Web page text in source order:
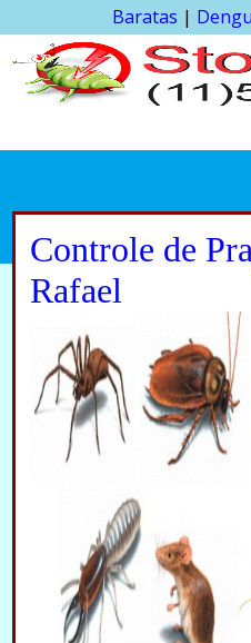
Baratas |
Controle de
Rafael